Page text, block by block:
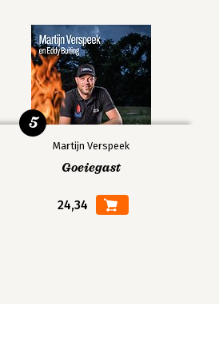
Martijn Verspeek
Goeiegast
24,34
5